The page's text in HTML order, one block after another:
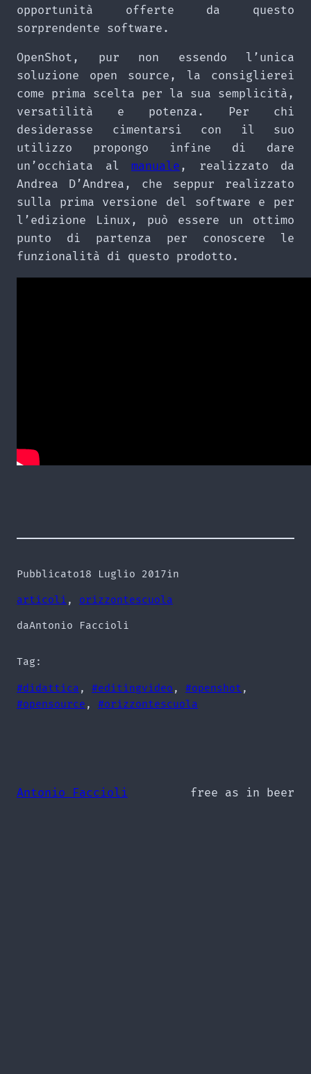
opportunità offerte da questo
sorprendente software.
OpenShot, pur non essendo l’unica
soluzione open source, la consiglierei
come prima scelta per la sua semplicità,
versatilità e potenza. Per chi
desiderasse cimentarsi con il suo
utilizzo propongo infine di dare
un’occhiata al manuale , realizzato da
Andrea D’Andrea, che seppur realizzato
sulla prima versione del software e per
l’edizione Linux, può essere un ottimo
punto di partenza per conoscere le
funzionalità di questo prodotto.
Pubblicato18 Luglio 2017in
articoli , orizzontescuola
daAntonio Faccioli
Tag:
#didattica , #editingvideo , #openshot
#opensource , #orizzontescuola
Antonio Faccioli free as in beer